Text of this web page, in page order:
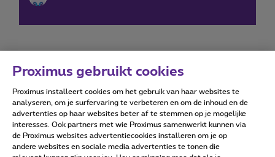
Forumvoorwaarden Accessibility statement
Proximus gebruikt cookies
Proximus installeert cookies om het gebruik van haar websites te
analyseren, om je surfervaring te verbeteren en om de inhoud en de
advertenties op haar websites beter af te stemmen op je mogelijke
interesses. Ook partners met wie Proximus samenwerkt kunnen via
de Proximus websites advertentiecookies installeren om je op
andere websites en sociale media advertenties te tonen die